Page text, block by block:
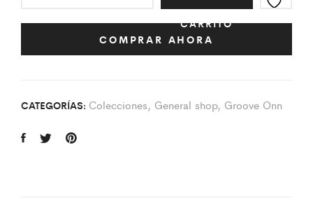
CARRITO
COMPRAR AHORA
CATEGORÍAS: Colecciones, General shop, Groove Onn